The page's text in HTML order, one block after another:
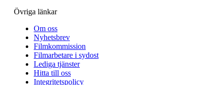
Övriga länkar
Om oss
Nyhetsbrev
Filmkommission
Filmarbetare i sydost
Lediga tjänster
Hitta till oss
Integritetspolicy